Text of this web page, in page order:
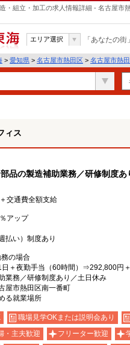
・組立・加工の求人情報詳細 - 名古屋市
エリア選択 「あなたの
> 愛知県 > 名古屋市熱田区 > 名古屋市熱
ィス
品の製造補助業務／研修制度
交通費全額支給
アップ
払い）制度あり
の場合
＋夜勤手当（60時間）⇒292,800円
業務／研修制度あり／土日休み
屋市熱田区南一番町
る就業場所
職場見学OKまたは説明会あり
・主夫歓迎 フリーター歓迎